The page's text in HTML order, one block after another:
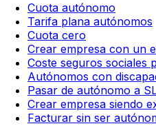
Cuota autónomo
Tarifa plana autónomos
Cuota cero
Crear empresa con un
Coste seguros sociales
Autónomos con
Pasar de autónomo a
Crear empresa siendo
Facturar sin ser